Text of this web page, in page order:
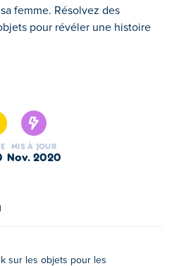
femme. Résolvez des
pour révéler une histoire
La discrétion est
Beyond est un jeu point
Parviendrez-vous à percer
MIS À JOUR
nov. 2020
sur les objets pour les